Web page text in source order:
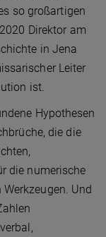
so großartigen
Direktor am
in Jena
Leiter
ist.
Hypothesen
die die
die numerische
Und